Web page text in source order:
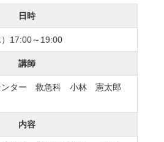
日時
17:00～19:00
講師
ンター 救急科 小林 憲太郎
内容